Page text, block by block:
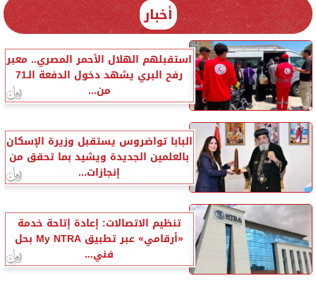
أخبار
استقبلهم الهلال الأحمر المصري.. معبر
رفح البري يشهد دخول الدفعة الـ71
من...
البابا تواضروس يستقبل وزيرة الإسكان
بالعلمين الجديدة ويشيد بما تحقق من
إنجازات...
تنظيم الاتصالات: إعادة إتاحة خدمة
«أرقامي» عبر تطبيق My NTRA بحل
فني...